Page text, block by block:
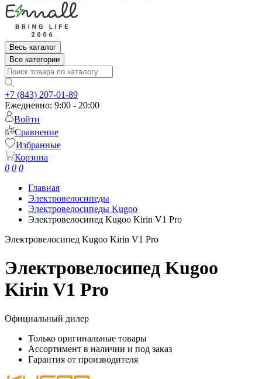
Весь каталог
Все категории
+7 (843) 207-01-89
Ежедневно: 9:00 - 20:00
Войти
Сравнение
Избранные
Корзина
0 0 0
Главная
Электровелосипеды
Электровелосипеды Kugoo
Электровелосипед Kugoo Kirin V1 Pro
Электровелосипед Kugoo Kirin V1 Pro
Электровелосипед Kugoo
Kirin V1 Pro
Официальный дилер
Только оригинальные товары
Ассортимент в наличии и под заказ
Гарантия от производителя